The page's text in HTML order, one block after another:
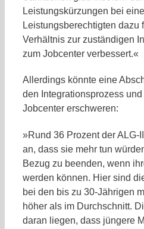
Leistungskürzungen bei
Leistungsberechtigten dazu
Verhältnis zur zuständigen
zum Jobcenter verbessert.«
Allerdings könnte eine
den Integrationsprozess
Jobcenter erschweren:
»Rund 36 Prozent der ALG-
an, dass sie mehr tun
Bezug zu beenden, wenn
werden können. Hier sind
bei den bis zu 30-Jährigen
höher als im Durchschnitt.
daran liegen, dass jüngere